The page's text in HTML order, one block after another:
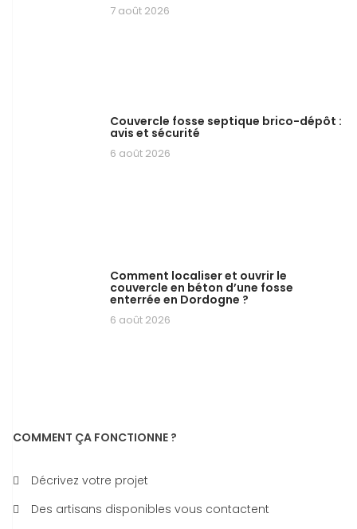
7 août 2026
Couvercle fosse septique brico-dépôt :
avis et sécurité
6 août 2026
Comment localiser et ouvrir le
couvercle en béton d’une fosse
enterrée en Dordogne ?
6 août 2026
COMMENT ÇA FONCTIONNE ?
Décrivez votre projet
Des artisans disponibles vous contactent